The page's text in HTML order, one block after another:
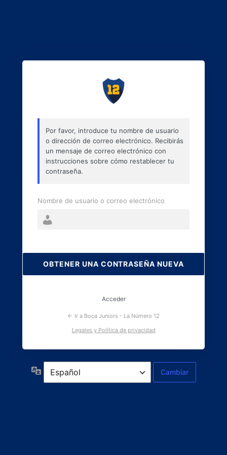
perdida
Por favor, introduce tu nombre de usuario
o dirección de correo electrónico. Recibirás
un mensaje de correo electrónico con
instrucciones sobre cómo restablecer tu
contraseña.
Nombre de usuario o correo electrónico
Acceder
← Ir a Boca Juniors - La Número 12
Legales y Política de privacidad
Idioma